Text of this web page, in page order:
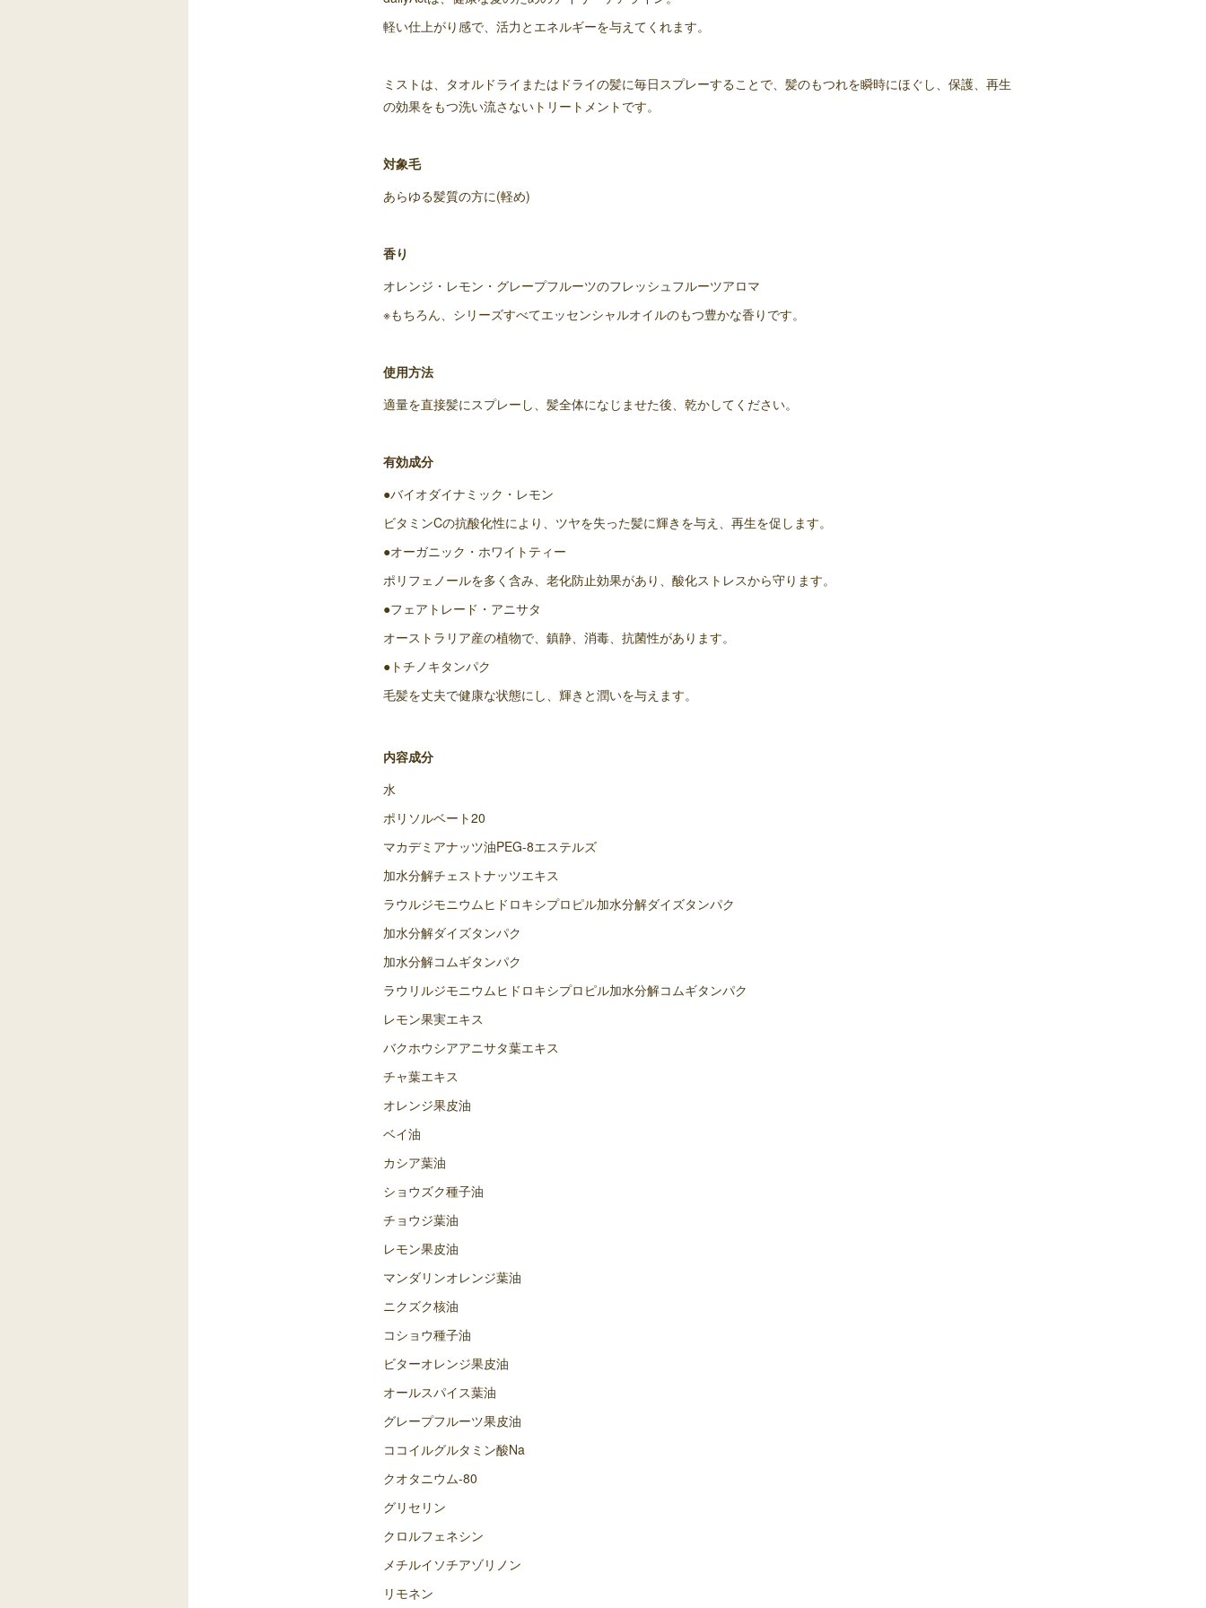
軽い仕上がり感で、活力とエネルギーを与えてくれます。
ミストは、タオルドライまたはドライの髪に毎日スプレーすることで、髪のもつれを瞬時にほぐし、保護、再生
の効果をもつ洗い流さないトリートメントです。
対象毛
あらゆる髪質の方に(軽め)
香り
オレンジ・レモン・グレープフルーツのフレッシュフルーツアロマ
※もちろん、シリーズすべてエッセンシャルオイルのもつ豊かな香りです。
使用方法
適量を直接髪にスプレーし、髪全体になじませた後、乾かしてください。
有効成分
●バイオダイナミック・レモン
ビタミンCの抗酸化性により、ツヤを失った髪に輝きを与え、再生を促します。
●オーガニック・ホワイトティー
ポリフェノールを多く含み、老化防止効果があり、酸化ストレスから守ります。
●フェアトレード・アニサタ
オーストラリア産の植物で、鎮静、消毒、抗菌性があります。
●トチノキタンパク
毛髪を丈夫で健康な状態にし、輝きと潤いを与えます。
内容成分
水
ポリソルベート20
マカデミアナッツ油PEG-8エステルズ
加水分解チェストナッツエキス
ラウルジモニウムヒドロキシプロピル加水分解ダイズタンパク
加水分解ダイズタンパク
加水分解コムギタンパク
ラウリルジモニウムヒドロキシプロピル加水分解コムギタンパク
レモン果実エキス
バクホウシアアニサタ葉エキス
チャ葉エキス
オレンジ果皮油
ベイ油
カシア葉油
ショウズク種子油
チョウジ葉油
レモン果皮油
マンダリンオレンジ葉油
ニクズク核油
コショウ種子油
ビターオレンジ果皮油
オールスパイス葉油
グレープフルーツ果皮油
ココイルグルタミン酸Na
クオタニウム-80
グリセリン
クロルフェネシン
メチルイソチアゾリノン
リモネン